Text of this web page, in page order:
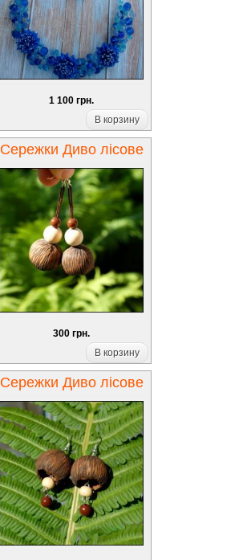
1 100 грн.
В корзину
Сережки Диво лісове
300 грн.
В корзину
Сережки Диво лісове